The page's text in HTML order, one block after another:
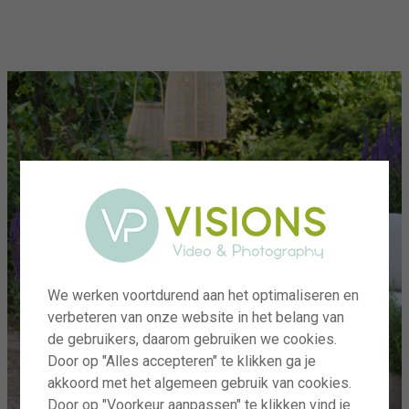
We werken voortdurend aan het optimaliseren en
verbeteren van onze website in het belang van
de gebruikers, daarom gebruiken we cookies.
Door op "Alles accepteren" te klikken ga je
akkoord met het algemeen gebruik van cookies.
Door op "Voorkeur aanpassen" te klikken vind je